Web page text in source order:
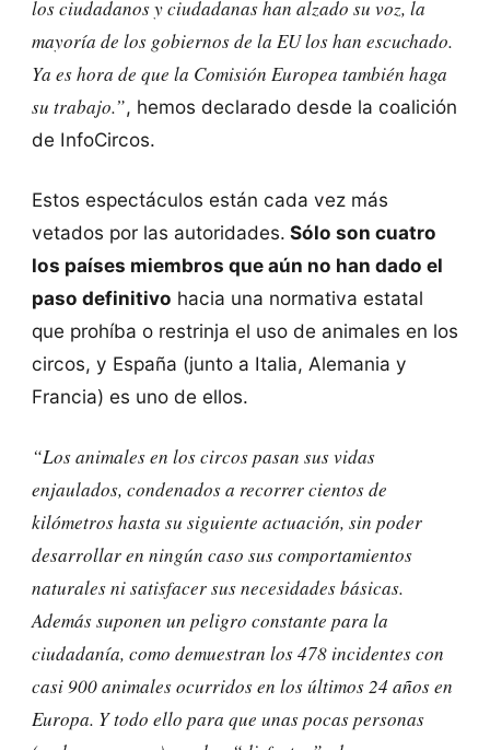
los ciudadanos y ciudadanas han alzado su voz, la
mayoría de los gobiernos de la EU los han escuchado.
Ya es hora de que la Comisión Europea también haga
su trabajo.”, hemos declarado desde la coalición
de InfoCircos.
Estos espectáculos están cada vez más
vetados por las autoridades. Sólo son cuatro
los países miembros que aún no han dado el
paso definitivo hacia una normativa estatal
que prohíba o restrinja el uso de animales en los
circos, y España (junto a Italia, Alemania y
Francia) es uno de ellos.
“Los animales en los circos pasan sus vidas
enjaulados, condenados a recorrer cientos de
kilómetros hasta su siguiente actuación, sin poder
desarrollar en ningún caso sus comportamientos
naturales ni satisfacer sus necesidades básicas.
Además suponen un peligro constante para la
ciudadanía, como demuestran los 478 incidentes con
casi 900 animales ocurridos en los últimos 24 años en
Europa. Y todo ello para que unas pocas personas